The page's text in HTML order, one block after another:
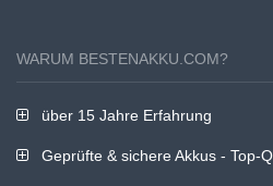
WARUM BESTENAKKU.COM?
über 15 Jahre Erfahrung
Geprüfte & sichere Akkus - Top-